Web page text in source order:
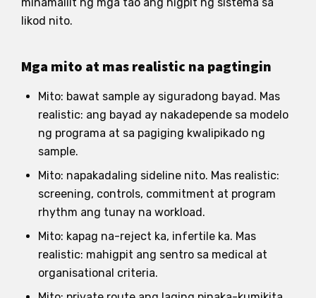
likod nito.
Mga mito at mas realistic na pagtingin
Mito: bawat sample ay siguradong bayad. Mas
realistic: ang bayad ay nakadepende sa modelo
ng programa at sa pagiging kwalipikado ng
sample.
Mito: napakadaling sideline nito. Mas realistic:
screening, controls, commitment at program
rhythm ang tunay na workload.
Mito: kapag na-reject ka, infertile ka. Mas
realistic: mahigpit ang sentro sa medical at
organisational criteria.